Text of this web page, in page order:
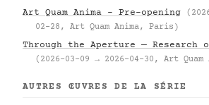
Art Quam Anima – Pre-opening
02-28, Art Quam Anima, Paris)
Through the Aperture — Research
(2026-03-09 → 2026-04-30, Art
AUTRES ŒUVRES DE LA SÉRIE